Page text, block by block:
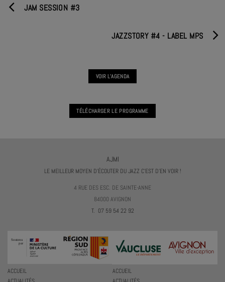
JAM SESSION #3
JAZZSTORY #4 - LABEL MPS
VOIR L'AGENDA
TÉLÉCHARGER LE PROGRAMME
AJMI
LE MEILLEUR MOYEN D'ÉCOUTER DU JAZZ C'EST D'EN VOIR !
4 RUE DES ESC. DE SAINTE-ANNE
84000 AVIGNON
T. 07 59 54 22 92
ACCUEIL
ACCUEIL